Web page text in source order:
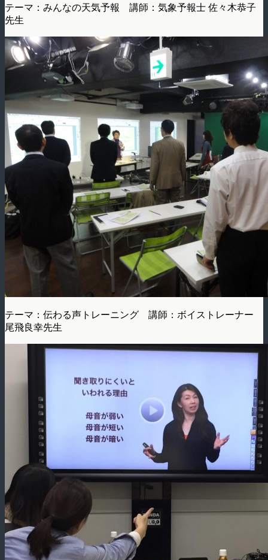
テーマ：みんなの天気予報 講師：気象予報士 佐々木恭子
先生
テーマ：伝わる声トレーニング 講師：ボイストレーナー
尾飛良幸先生